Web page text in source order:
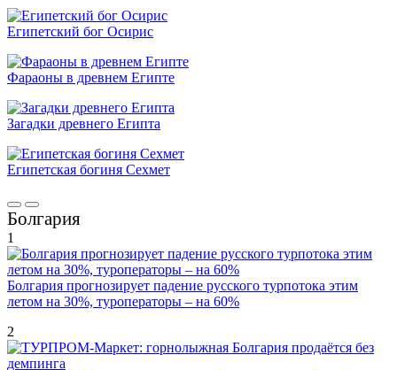
Египетский бог Осирис
Фараоны в древнем Египте
Загадки древнего Египта
Египетская богиня Сехмет
Болгария
1
Болгария прогнозирует падение русского турпотока этим
летом на 30%, туроператоры – на 60%
2